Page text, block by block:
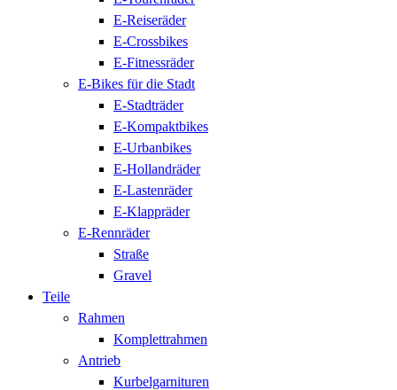
E-Reiseräder
E-Crossbikes
E-Fitnessräder
E-Bikes für die Stadt
E-Stadträder
E-Kompaktbikes
E-Urbanbikes
E-Hollandräder
E-Lastenräder
E-Klappräder
E-Rennräder
Straße
Gravel
Teile
Rahmen
Komplettrahmen
Antrieb
Kurbelgarnituren